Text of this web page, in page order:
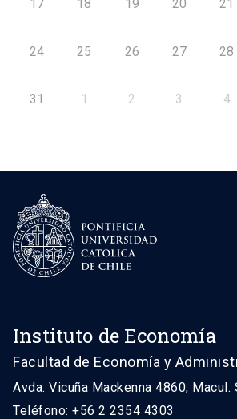
17 18 19 20 21
24 25 26 27 28
31 1 2 3 4
Instituto de Economía
Facultad de Economía y
Avda. Vicuña Mackenna 4860, Macul.
Teléfono: +56 2 2354 4303